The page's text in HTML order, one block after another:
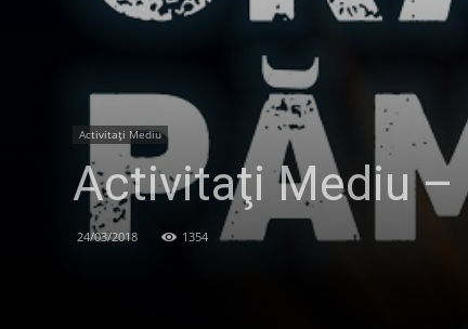
Activitaţi Mediu
Activitaţi Mediu –
24/03/2018 1354